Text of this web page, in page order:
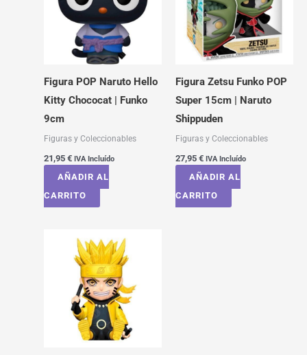
Figura POP Naruto Hello
Kitty Chococat | Funko
9cm
Figuras y Coleccionables
21,95 € IVA Incluído
AÑADIR AL
CARRITO
Figura Zetsu Funko POP
Super 15cm | Naruto
Shippuden
Figuras y Coleccionables
27,95 € IVA Incluído
AÑADIR AL
CARRITO